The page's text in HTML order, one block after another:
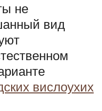
не
вид
вислоухих